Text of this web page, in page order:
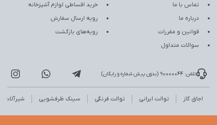
تماس با ما
درباره ما
قوانین و مقررات
سوالات متداول
خرید اقساطی لوازم آشپزخانه
رویه ارسال سفارش
رویه‌های بازگشت
تلفن: 90000044 (بدون پیش شماره و رایگان)
اجاق گاز توالت ایرانی توالت فرنگی سینک ظرفشویی شیرآلات